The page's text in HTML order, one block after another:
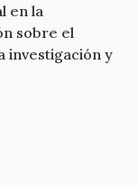
en la
sobre el
investigación y